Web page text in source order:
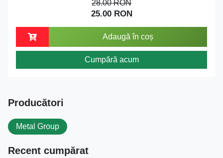
28.00 RON
25.00 RON
Adaugă în coș
Cumpără acum
Producători
Metal Group
Recent cumpărat